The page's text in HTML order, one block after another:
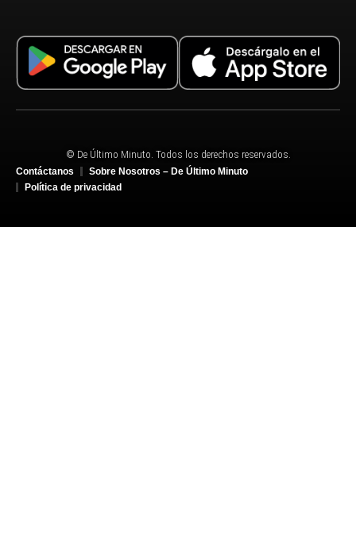
© De Último Minuto. Todos los derechos reservados.
Contáctanos
Sobre Nosotros – De Último Minuto
Política de privacidad